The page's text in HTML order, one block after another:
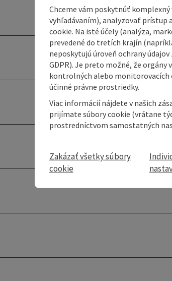
Chceme vám poskytnúť
vyhľadávaním), analyzovať prístup
cookie. Na isté účely (analýza,
prevedené do tretích krajín
neposkytujú úroveň ochrany
GDPR). Je preto možné, že orgány
kontrolných alebo monitorovacích
účinné právne prostriedky.
Viac informácií nájdete v našich
prijímate súbory cookie (vrátane
prostredníctvom samostatných
Zakázať všetky súbory
cookie